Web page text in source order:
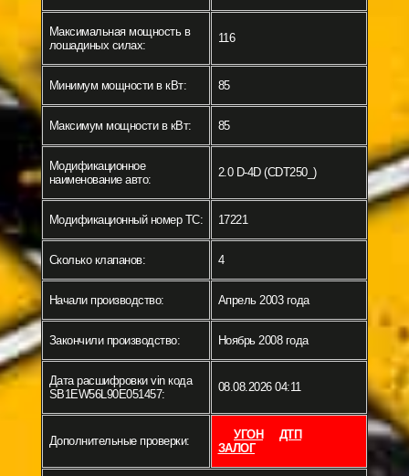
Максимальная мощность в
лошадиных силах:
116
Минимум мощности в кВт: 85
Максимум мощности в кВт: 85
Модификационное
наименование авто:
2.0 D-4D (CDT250_)
Модификационный номер ТС: 17221
Сколько клапанов: 4
Начали производство: Апрель 2003 года
Закончили производство: Ноябрь 2008 года
Дата расшифровки vin кода
SB1EW56L90E051457:
08.08.2026 04:11
Дополнительные проверки: УГОН
ДТП
ЗАЛОГ